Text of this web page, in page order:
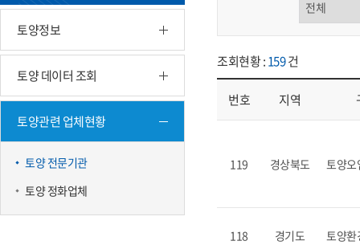
토양정보
토양 데이터 조회
토양관련 업체현황
토양 전문기관
토양 정화업체
조회현황 :159건
번호 지역
119 경상북도 토양오
118 경기도 토양환